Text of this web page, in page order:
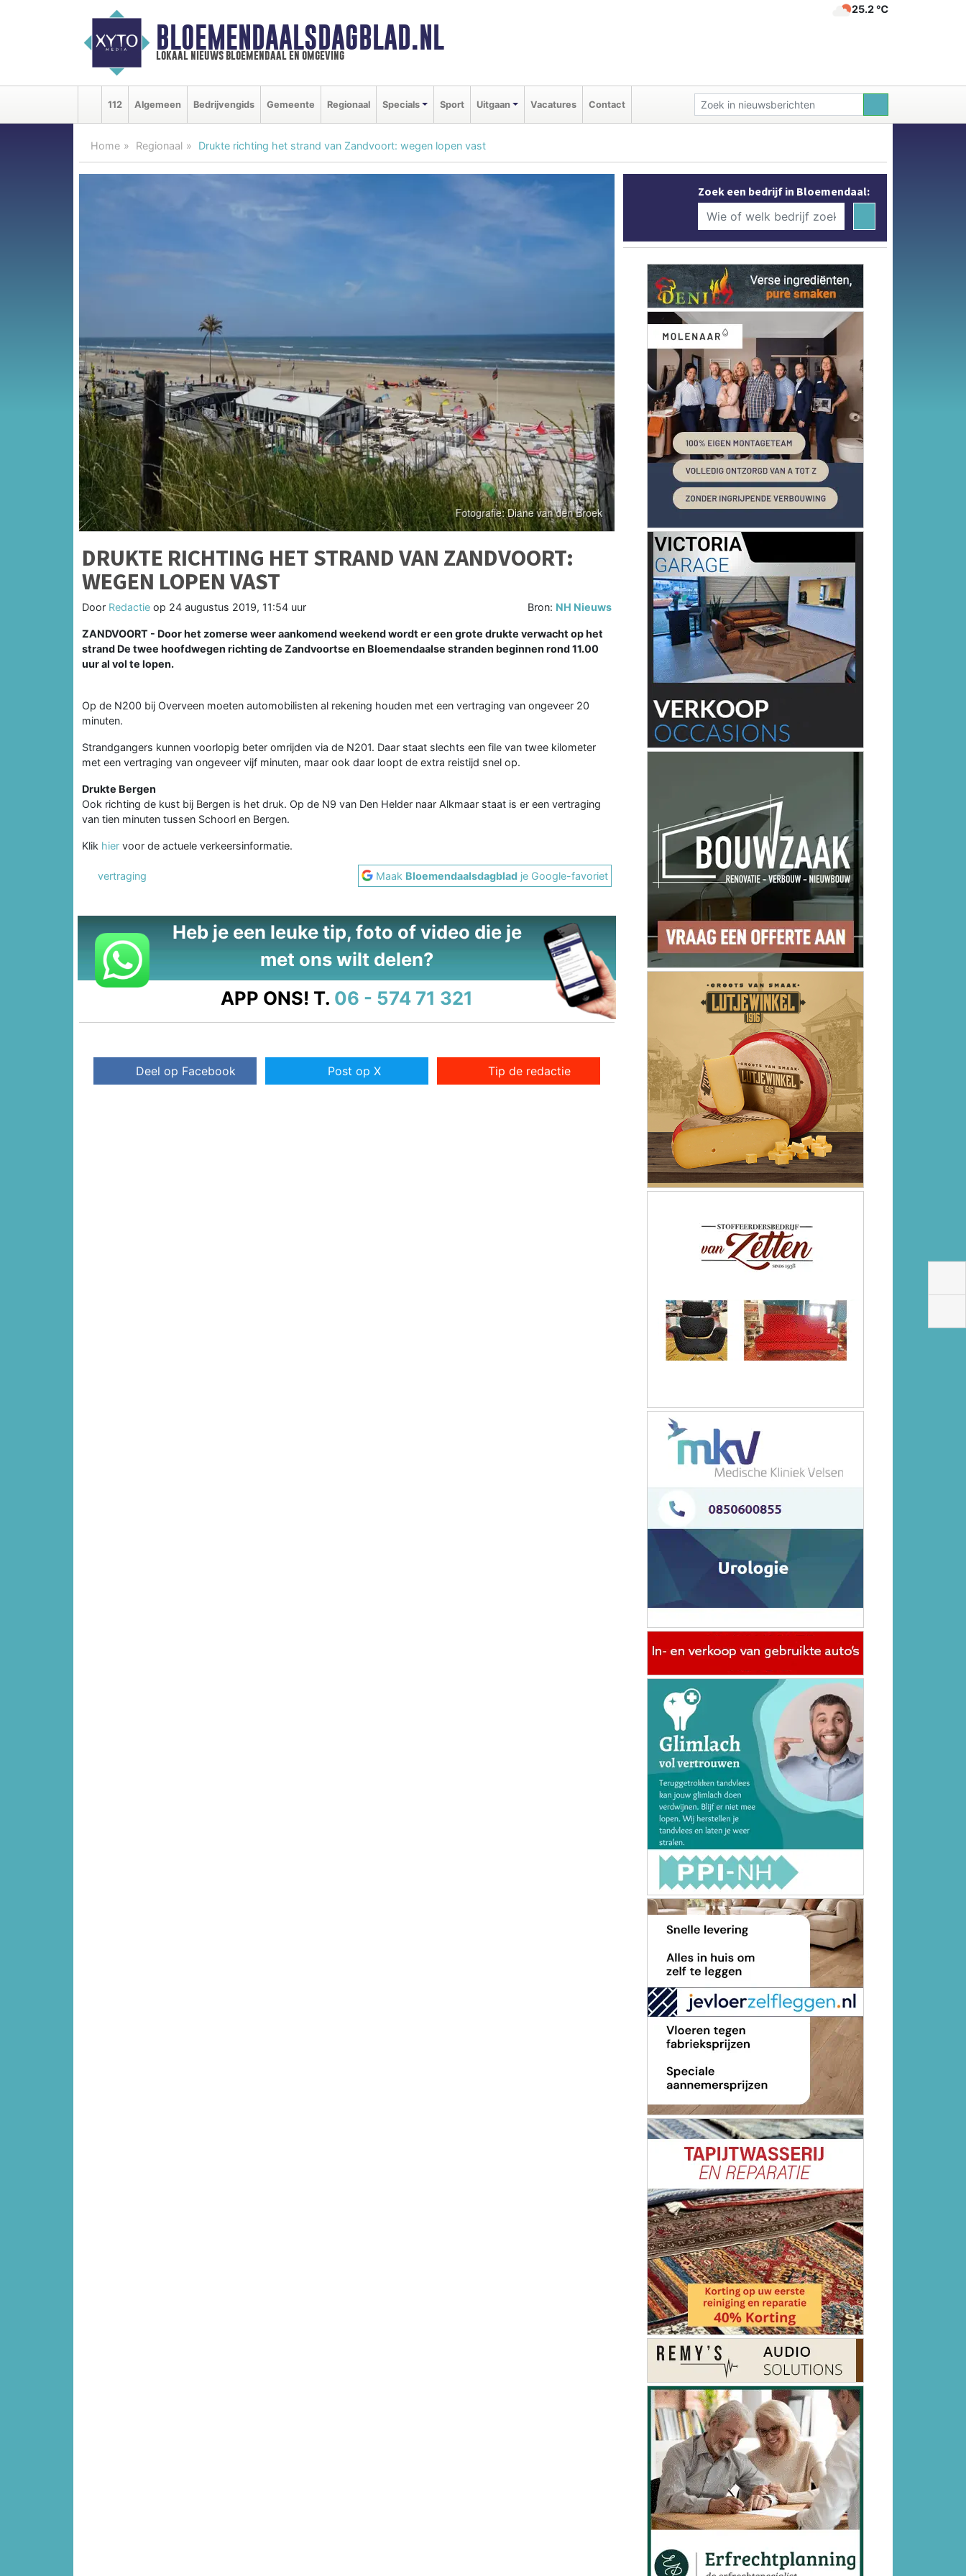
BLOEMENDAALSDAGBLAD.NL
lokaal nieuws bloemendaal en omgeving
25.2 ℃
112 Algemeen Bedrijvengids Gemeente Regionaal Specials Sport Uitgaan Vacatures Contact
Home Regionaal Drukte richting het strand van Zandvoort: wegen lopen vast
DRUKTE RICHTING HET STRAND VAN ZANDVOORT:
WEGEN LOPEN VAST
Door Redactie op 24 augustus 2019, 11:54 uur Bron: NH Nieuws
ZANDVOORT - Door het zomerse weer aankomend weekend wordt er een grote drukte verwacht op het
strand De twee hoofdwegen richting de Zandvoortse en Bloemendaalse stranden beginnen rond 11.00
uur al vol te lopen.
Op de N200 bij Overveen moeten automobilisten al rekening houden met een vertraging van ongeveer 20
minuten.
Strandgangers kunnen voorlopig beter omrijden via de N201. Daar staat slechts een file van twee kilometer
met een vertraging van ongeveer vijf minuten, maar ook daar loopt de extra reistijd snel op.
Drukte Bergen
Ook richting de kust bij Bergen is het druk. Op de N9 van Den Helder naar Alkmaar staat is er een vertraging
van tien minuten tussen Schoorl en Bergen.
Klik hier voor de actuele verkeersinformatie.
vertraging Maak Bloemendaalsdagblad je Google-favoriet
Heb je een leuke tip, foto of video die je
met ons wilt delen?
APP ONS! T. 06 - 574 71 321
Deel op Facebook Post op X Tip de redactie
Zoek een bedrijf in Bloemendaal: